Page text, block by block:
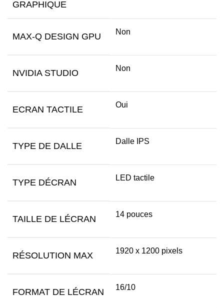
GRAPHIQUE
MAX-Q DESIGN GPU Non
NVIDIA STUDIO Non
ECRAN TACTILE Oui
TYPE DE DALLE Dalle IPS
TYPE DÉCRAN LED tactile
TAILLE DE LÉCRAN 14 pouces
RÉSOLUTION MAX 1920 x 1200 pixels
FORMAT DE LÉCRAN 16/10